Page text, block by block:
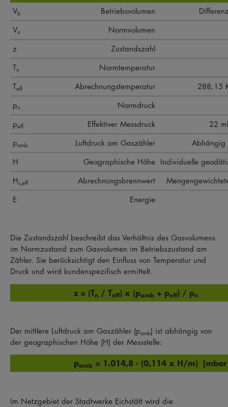
Vb Betriebsvolumen
Vn
Normvolumen
z
Zustandszahl
Tn
Normtemperatur
Teff Abrechnungstemperatur
288,15
pn
Normdruck
peff Effektiver Messdruck
22
pamb Luftdruck am Gaszähler
Abhängig
H
Geographische Höhe Individuelle
Hs,eff Abrechnungsbrennwert
E
Energie
Die Zustandszahl beschreibt das Verhältnis des Gasvolumens
im Normzustand zum Gasvolumen im Betriebszustand am
Zähler. Sie berücksichtigt den Einfluss von Temperatur und
Druck und wird kundenspezifisch ermittelt.
z = (Tn / Teff) x (pamb + peff) / pn
Der mittlere Luftdruck am Gaszähler (pamb) ist abhängig von
der geographischen Höhe (H) der Messstelle:
pamb = 1.014,8 - (0,114 x H/m)
Im Netzgebiet der Stadtwerke Eichstätt wird die